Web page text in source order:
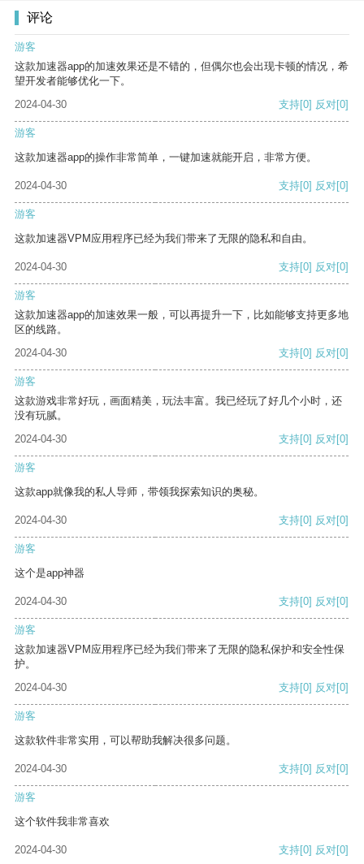
评论
游客
这款加速器app的加速效果还是不错的，但偶尔也会出现卡顿的情况，希
望开发者能够优化一下。
2024-04-30
支持[0] 反对[0]
游客
这款加速器app的操作非常简单，一键加速就能开启，非常方便。
2024-04-30 支持[0] 反对[0]
游客
这款加速器VPM应用程序已经为我们带来了无限的隐私和自由。
2024-04-30 支持[0] 反对[0]
游客
这款加速器app的加速效果一般，可以再提升一下，比如能够支持更多地
区的线路。
2024-04-30
支持[0] 反对[0]
游客
这款游戏非常好玩，画面精美，玩法丰富。我已经玩了好几个小时，还
没有玩腻。
2024-04-30
支持[0] 反对[0]
游客
这款app就像我的私人导师，带领我探索知识的奥秘。
2024-04-30 支持[0] 反对[0]
游客
这个是app神器
2024-04-30 支持[0] 反对[0]
游客
这款加速器VPM应用程序已经为我们带来了无限的隐私保护和安全性保
护。
2024-04-30
支持[0] 反对[0]
游客
这款软件非常实用，可以帮助我解决很多问题。
2024-04-30 支持[0] 反对[0]
游客
这个软件我非常喜欢
2024-04-30 支持[0] 反对[0]